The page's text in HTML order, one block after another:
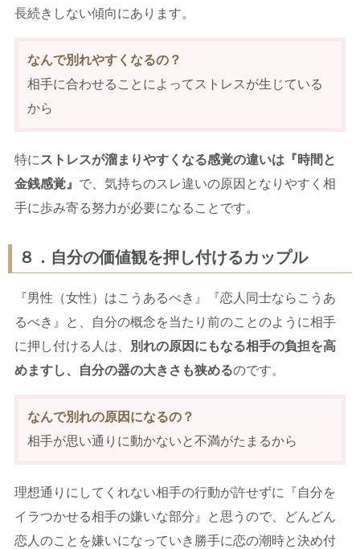
長続きしない傾向にあります。
なんで別れやすくなるの？
相手に合わせることによってストレスが生じている
から
特に ストレスが溜まりやすくなる感覚の違いは『時間と
金銭感覚』 で、気持ちのスレ違いの原因となりやすく相
手に歩み寄る努力が必要になることです。
８．自分の価値観を押し付けるカップル
『男性（女性）はこうあるべき』『恋人同士ならこうあ
るべき』と、自分の概念を当たり前のことのように相手
に押し付ける人は、
別れの原因にもなる相手の負担を高
めますし、自分の器の大きさも狭めるのです。
なんで別れの原因になるの？
相手が思い通りに動かないと不満がたまるから
理想通りにしてくれない相手の行動が許せずに『自分を
イラつかせる相手の嫌いな部分』と思うので、どんどん
恋人のことを嫌いになっていき勝手に恋の潮時と決め付